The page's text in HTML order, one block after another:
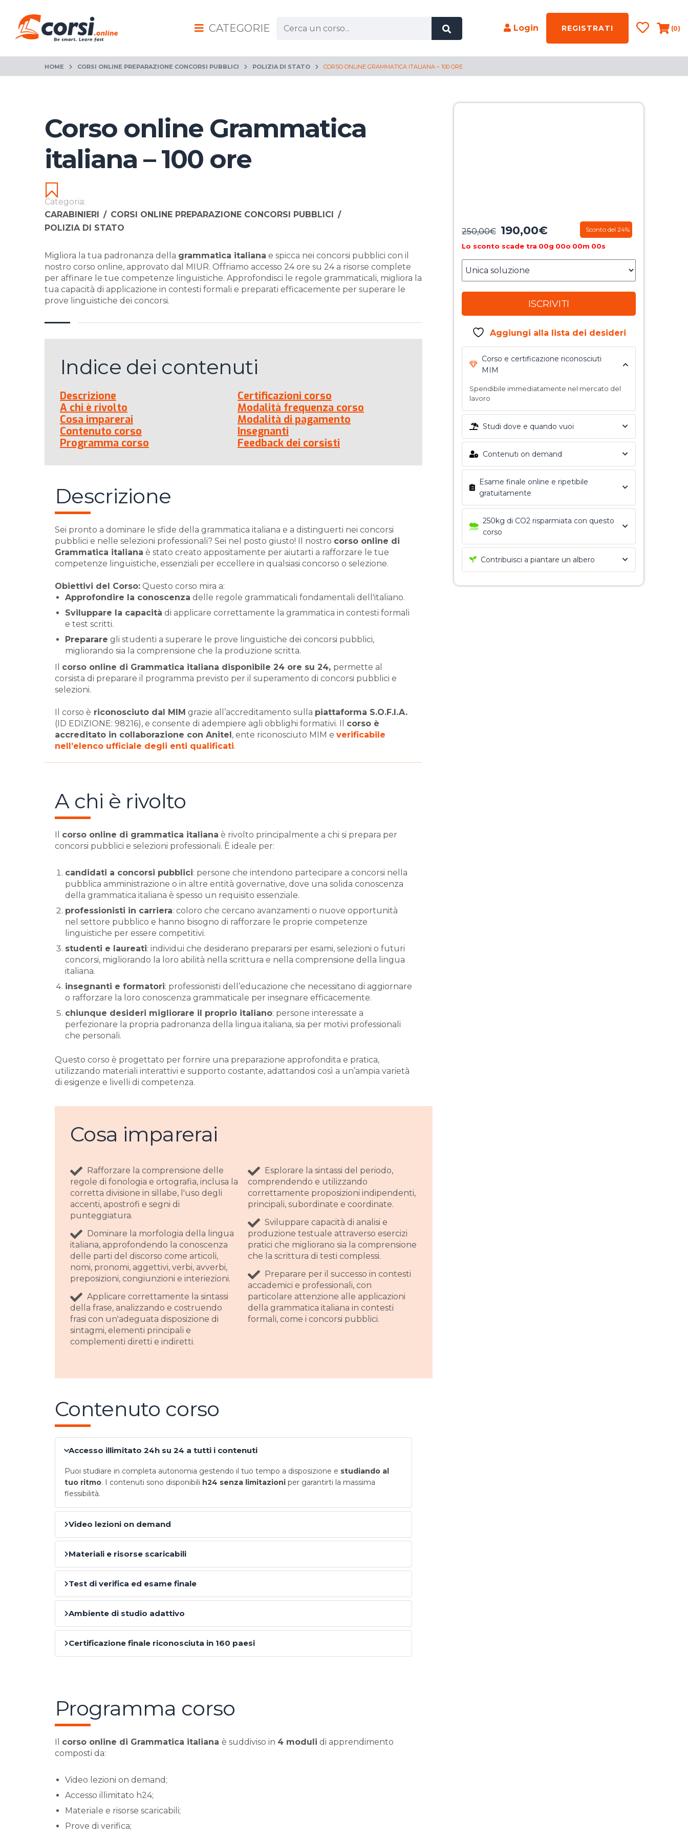
CATEGORIE Login REGISTRATI (0)
HOME CORSI ONLINE PREPARAZIONE CONCORSI PUBBLICI POLIZIA DI STATO CORSO ONLINE GRAMMATICA ITALIANA – 100 ORE
Corso online Grammatica
italiana – 100 ore
Categoria:
CARABINIERI / CORSI ONLINE PREPARAZIONE CONCORSI PUBBLICI /
POLIZIA DI STATO
Migliora la tua padronanza della grammatica italiana e spicca nei concorsi pubblici con il
nostro corso online, approvato dal MIUR. Offriamo accesso 24 ore su 24 a risorse complete
per affinare le tue competenze linguistiche. Approfondisci le regole grammaticali, migliora la
tua capacità di applicazione in contesti formali e preparati efficacemente per superare le
prove linguistiche dei concorsi.
Indice dei contenuti
Descrizione
A chi è rivolto
Cosa imparerai
Contenuto corso
Programma corso
Certificazioni corso
Modalità frequenza corso
Modalità di pagamento
Insegnanti
Feedback dei corsisti
Descrizione
Sei pronto a dominare le sfide della grammatica italiana e a distinguerti nei concorsi
pubblici e nelle selezioni professionali? Sei nel posto giusto! Il nostro corso online di
Grammatica italiana è stato creato appositamente per aiutarti a rafforzare le tue
competenze linguistiche, essenziali per eccellere in qualsiasi concorso o selezione.
Obiettivi del Corso: Questo corso mira a:
Approfondire la conoscenza delle regole grammaticali fondamentali dell'italiano.
Sviluppare la capacità di applicare correttamente la grammatica in contesti formali
e test scritti.
Preparare gli studenti a superare le prove linguistiche dei concorsi pubblici,
migliorando sia la comprensione che la produzione scritta.
Il corso online di Grammatica italiana disponibile 24 ore su 24, permette al
corsista di preparare il programma previsto per il superamento di concorsi pubblici e
selezioni.
Il corso è riconosciuto dal MIM grazie all’accreditamento sulla piattaforma S.O.F.I.A.
(ID EDIZIONE: 98216), e consente di adempiere agli obblighi formativi. Il corso è
accreditato in collaborazione con Anitel, ente riconosciuto MIM e verificabile
nell’elenco ufficiale degli enti qualificati.
A chi è rivolto
Il corso online di grammatica italiana è rivolto principalmente a chi si prepara per
concorsi pubblici e selezioni professionali. È ideale per:
candidati a concorsi pubblici: persone che intendono partecipare a concorsi nella
pubblica amministrazione o in altre entità governative, dove una solida conoscenza
della grammatica italiana è spesso un requisito essenziale.
professionisti in carriera: coloro che cercano avanzamenti o nuove opportunità
nel settore pubblico e hanno bisogno di rafforzare le proprie competenze
linguistiche per essere competitivi.
studenti e laureati: individui che desiderano prepararsi per esami, selezioni o futuri
concorsi, migliorando la loro abilità nella scrittura e nella comprensione della lingua
italiana.
insegnanti e formatori: professionisti dell’educazione che necessitano di aggiornare
o rafforzare la loro conoscenza grammaticale per insegnare efficacemente.
chiunque desideri migliorare il proprio italiano: persone interessate a
perfezionare la propria padronanza della lingua italiana, sia per motivi professionali
che personali.
Questo corso è progettato per fornire una preparazione approfondita e pratica,
utilizzando materiali interattivi e supporto costante, adattandosi così a un’ampia varietà
di esigenze e livelli di competenza.
Cosa imparerai
Rafforzare la comprensione delle
regole di fonologia e ortografia, inclusa la
corretta divisione in sillabe, l'uso degli
accenti, apostrofi e segni di
punteggiatura.
Dominare la morfologia della lingua
italiana, approfondendo la conoscenza
delle parti del discorso come articoli,
nomi, pronomi, aggettivi, verbi, avverbi,
preposizioni, congiunzioni e interiezioni.
Applicare correttamente la sintassi
della frase, analizzando e costruendo
frasi con un'adeguata disposizione di
sintagmi, elementi principali e
complementi diretti e indiretti.
Esplorare la sintassi del periodo,
comprendendo e utilizzando
correttamente proposizioni indipendenti,
principali, subordinate e coordinate.
Sviluppare capacità di analisi e
produzione testuale attraverso esercizi
pratici che migliorano sia la comprensione
che la scrittura di testi complessi.
Preparare per il successo in contesti
accademici e professionali, con
particolare attenzione alle applicazioni
della grammatica italiana in contesti
formali, come i concorsi pubblici.
Contenuto corso
Accesso illimitato 24h su 24 a tutti i contenuti
Puoi studiare in completa autonomia gestendo il tuo tempo a disposizione e studiando al
tuo ritmo. I contenuti sono disponibili h24 senza limitazioni per garantirti la massima
flessibilità.
Video lezioni on demand
Materiali e risorse scaricabili
Test di verifica ed esame finale
Ambiente di studio adattivo
Certificazione finale riconosciuta in 160 paesi
Programma corso
Il corso online di Grammatica italiana è suddiviso in 4 moduli di apprendimento
composti da:
Video lezioni on demand;
Accesso illimitato h24;
Materiale e risorse scaricabili;
Prove di verifica;
250,00€ Il
prezzo
250,00€.
190,00€Il
attuale
Sconto del 24%
Lo sconto scade tra 00g 00o 00m 00s
ISCRIVITI
Aggiungi alla lista dei desideri
Corso e certificazione riconosciuti
MIM
Spendibile immediatamente nel mercato del
lavoro
Studi dove e quando vuoi
Contenuti on demand
Esame finale online e ripetibile
gratuitamente
250kg di CO2 risparmiata con questo
corso
Contribuisci a piantare un albero